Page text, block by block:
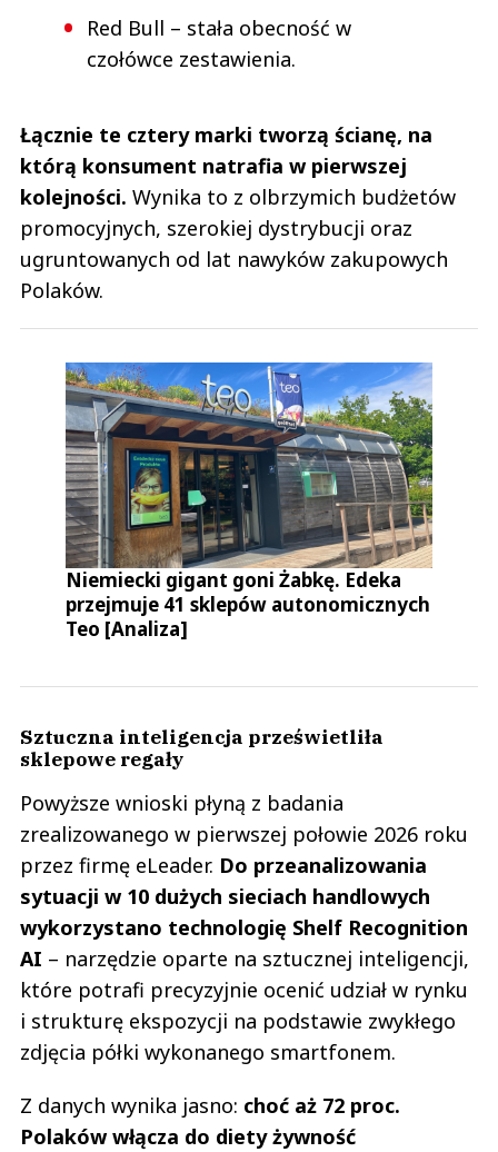
Red Bull – stała obecność w
czołówce zestawienia.
Łącznie te cztery marki tworzą ścianę, na
którą konsument natrafia w pierwszej
kolejności. Wynika to z olbrzymich budżetów
promocyjnych, szerokiej dystrybucji oraz
ugruntowanych od lat nawyków zakupowych
Polaków.
Niemiecki gigant goni Żabkę. Edeka
przejmuje 41 sklepów autonomicznych
Teo [Analiza]
Sztuczna inteligencja prześwietliła
sklepowe regały
Powyższe wnioski płyną z badania
zrealizowanego w pierwszej połowie 2026 roku
przez firmę eLeader. Do przeanalizowania
sytuacji w 10 dużych sieciach handlowych
wykorzystano technologię Shelf Recognition
AI – narzędzie oparte na sztucznej inteligencji,
które potrafi precyzyjnie ocenić udział w rynku
i strukturę ekspozycji na podstawie zwykłego
zdjęcia półki wykonanego smartfonem.
Z danych wynika jasno: choć aż 72 proc.
Polaków włącza do diety żywność